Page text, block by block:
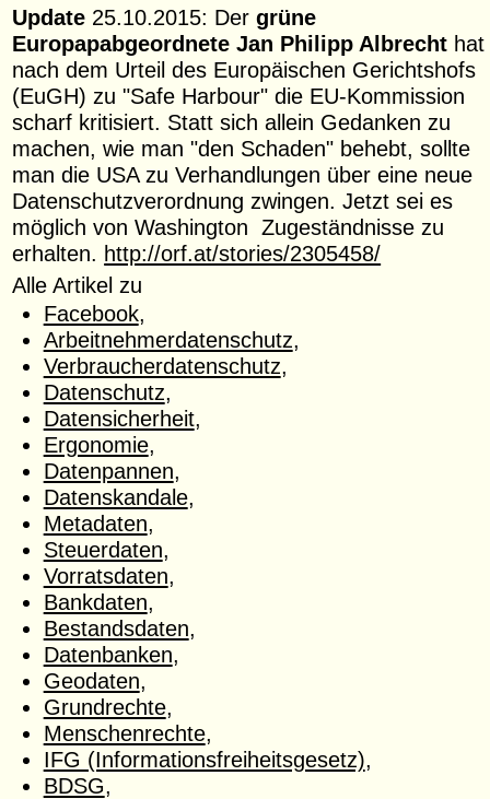
Update 25.10.2015: Dergrüne
Europapabgeordnete Jan Philipp Albrecht hat
nach dem Urteil des Europäischen Gerichtshofs
(EuGH) zu "Safe Harbour" die EU-Kommission
scharf kritisiert. Statt sich allein Gedanken zu
machen, wie man "den Schaden" behebt, sollte
man die USA zu Verhandlungen über eine neue
Datenschutzverordnung zwingen. Jetzt sei es
möglich von Washington Zugeständnisse zu
erhalten. http://orf.at/stories/2305458/
Alle Artikel zu
Facebook,
Arbeitnehmerdatenschutz,
Verbraucherdatenschutz,
Datenschutz,
Datensicherheit,
Ergonomie,
Datenpannen,
Datenskandale,
Metadaten,
Steuerdaten,
Vorratsdaten,
Bankdaten,
Bestandsdaten,
Datenbanken,
Geodaten,
Grundrechte,
Menschenrechte,
IFG (Informationsfreiheitsgesetz),
BDSG,